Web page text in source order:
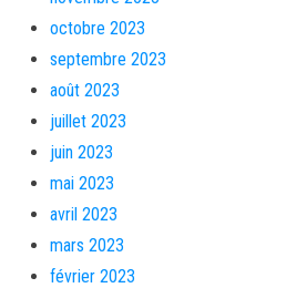
octobre 2023
septembre 2023
août 2023
juillet 2023
juin 2023
mai 2023
avril 2023
mars 2023
février 2023